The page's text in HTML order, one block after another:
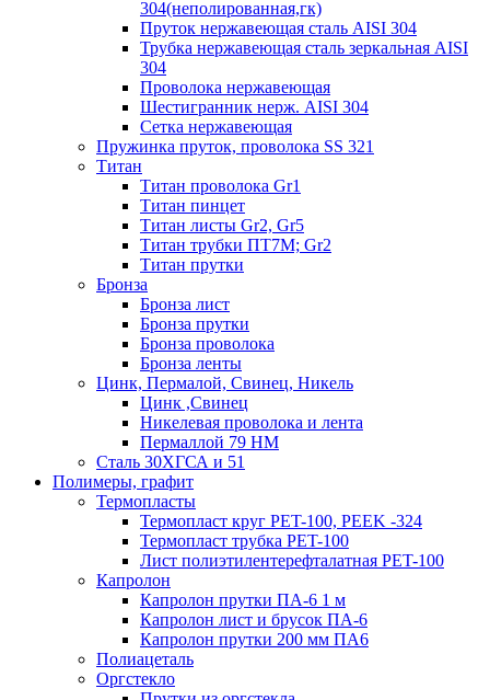
304(неполированная,гк)
Пруток нержавеющая сталь AISI 304
Трубка нержавеющая сталь зеркальная AISI
304
Проволока нержавеющая
Шестигранник нерж. AISI 304
Сетка нержавеющая
Пружинка пруток, проволока SS 321
Титан
Титан проволока Gr1
Титан пинцет
Титан листы Gr2, Gr5
Титан трубки ПТ7М; Gr2
Титан прутки
Бронза
Бронза лист
Бронза прутки
Бронза проволока
Бронза ленты
Цинк, Пермалой, Свинец, Никель
Цинк ,Свинец
Никелевая проволока и лента
Пермаллой 79 НМ
Сталь 30ХГСА и 51
Полимеры, графит
Термопласты
Термопласт круг PET-100, PEEK -324
Термопласт трубка PET-100
Лист полиэтилентерефталатная PET-100
Капролон
Капролон прутки ПА-6 1 м
Капролон лист и брусок ПА-6
Капролон прутки 200 мм ПА6
Полиацеталь
Оргстекло